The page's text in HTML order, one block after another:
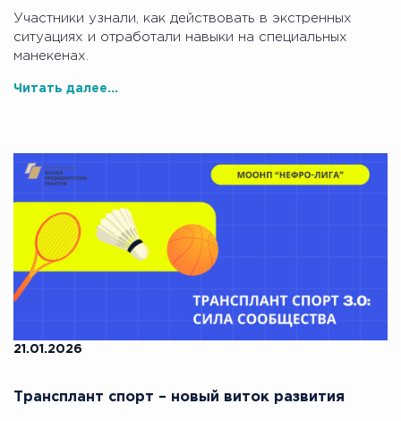
Участники узнали, как действовать в экстренных
ситуациях и отработали навыки на специальных
манекенах.
Читать далее...
21.01.2026
Трансплант спорт – новый виток развития